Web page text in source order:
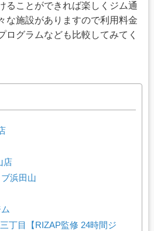
ることができれば楽しくジム通
な施設がありますので利用料金
ログラムなども比較してみてく
店
浜田山
丁目【RIZAP監修 24時間ジ